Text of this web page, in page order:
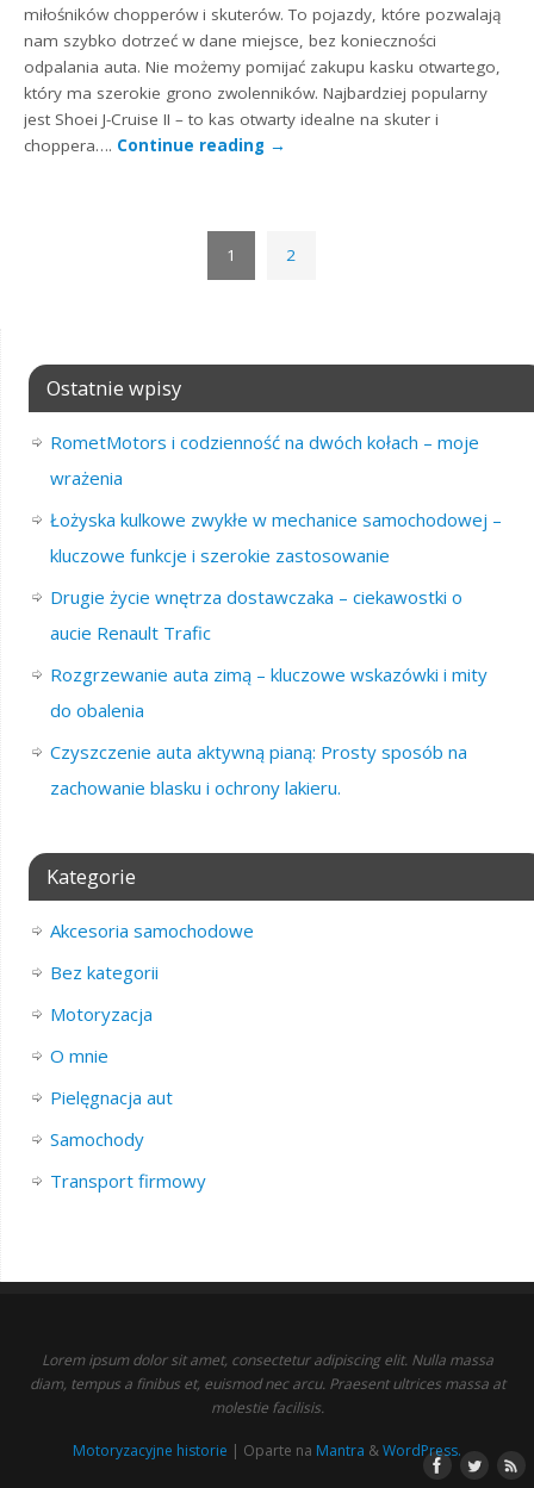
miłośników chopperów i skuterów. To pojazdy, które pozwalają
nam szybko dotrzeć w dane miejsce, bez konieczności
odpalania auta. Nie możemy pomijać zakupu kasku otwartego,
który ma szerokie grono zwolenników. Najbardziej popularny
jest Shoei J-Cruise II – to kas otwarty idealne na skuter i
choppera…. Continue reading →
1 2
Ostatnie wpisy
RometMotors i codzienność na dwóch kołach – moje
wrażenia
Łożyska kulkowe zwykłe w mechanice samochodowej –
kluczowe funkcje i szerokie zastosowanie
Drugie życie wnętrza dostawczaka – ciekawostki o
aucie Renault Trafic
Rozgrzewanie auta zimą – kluczowe wskazówki i mity
do obalenia
Czyszczenie auta aktywną pianą: Prosty sposób na
zachowanie blasku i ochrony lakieru.
Kategorie
Akcesoria samochodowe
Bez kategorii
Motoryzacja
O mnie
Pielęgnacja aut
Samochody
Transport firmowy
Lorem ipsum dolor sit amet, consectetur adipiscing elit. Nulla massa
diam, tempus a finibus et, euismod nec arcu. Praesent ultrices massa at
molestie facilisis.
Motoryzacyjne historie | Oparte na Mantra &WordPress.